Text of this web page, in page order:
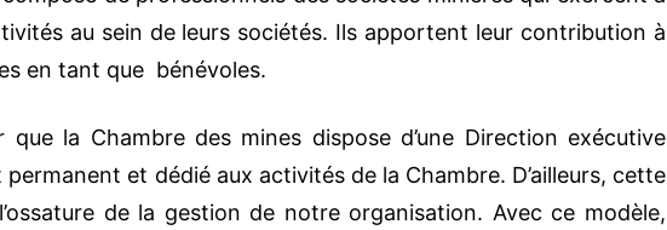
au sein de leurs sociétés. Ils apportent leur contribution à
en tant que bénévoles.
la Chambre des mines dispose d’une Direction exécutive
et dédié aux activités de la Chambre. D’ailleurs, cette
de la gestion de notre organisation. Avec ce modèle,